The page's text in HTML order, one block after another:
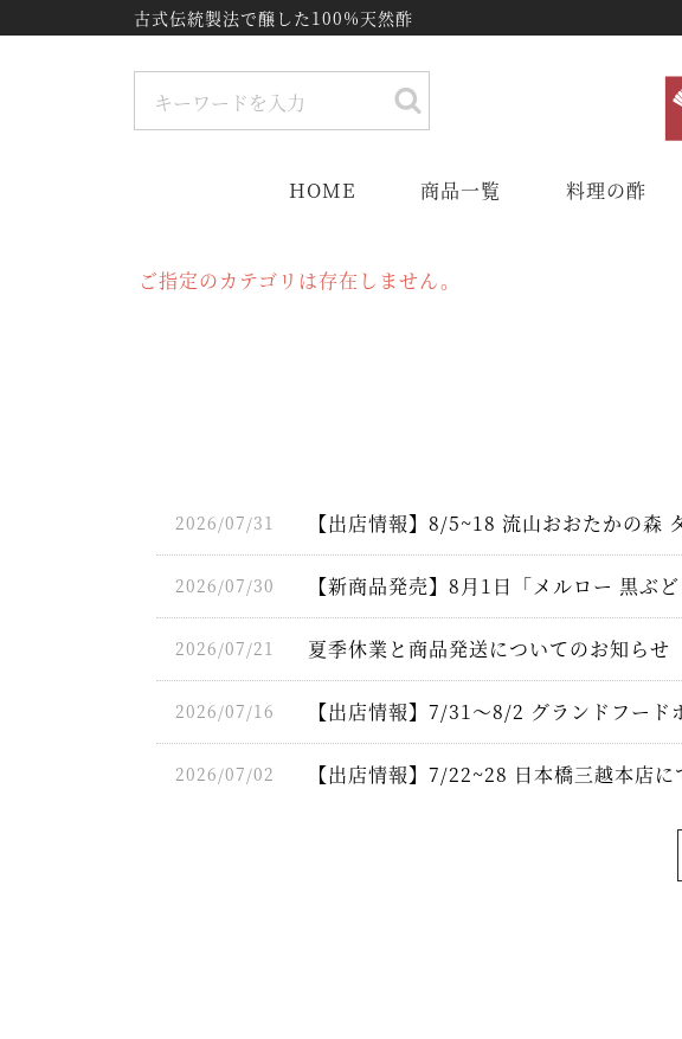
古式伝統製法で醸した100%天然酢
HOME 商品一覧 料理の酢
ご指定のカテゴリは存在しません。
2026/07/31 【出店情報】8/5~18 流山おおたかの森
2026/07/30 【新商品発売】8月1日「メルロー 黒ぶ
2026/07/21 夏季休業と商品発送についてのお知らせ
2026/07/16 【出店情報】7/31～8/2 グランドフー
2026/07/02 【出店情報】7/22~28 日本橋三越本店